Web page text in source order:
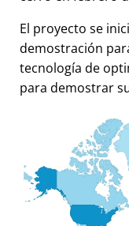
El proyecto se
demostración
tecnología de
para demostrar